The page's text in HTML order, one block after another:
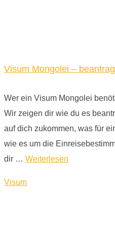
Visum Mongolei –
Wer ein Visum Mongolei
Wir zeigen dir wie du es
auf dich zukommen, was für
wie es um die
dir … Weiterlesen
Visum